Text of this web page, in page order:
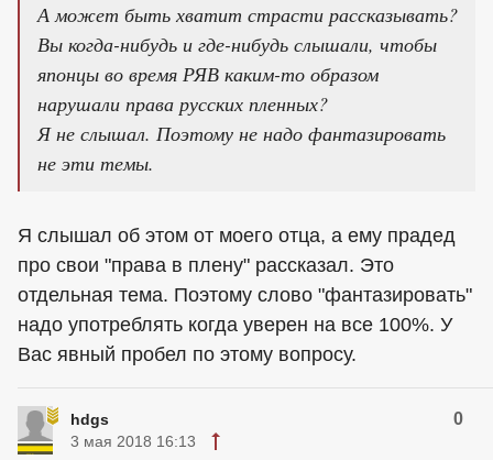
А может быть хватит страсти рассказывать?
Вы когда-нибудь и где-нибудь слышали, чтобы
японцы во время РЯВ каким-то образом
нарушали права русских пленных?
Я не слышал. Поэтому не надо фантазировать
не эти темы.
Я слышал об этом от моего отца, а ему прадед
про свои "права в плену" рассказал. Это
отдельная тема. Поэтому слово "фантазировать"
надо употреблять когда уверен на все 100%. У
Вас явный пробел по этому вопросу.
hdgs 0
3 мая 2018 16:13